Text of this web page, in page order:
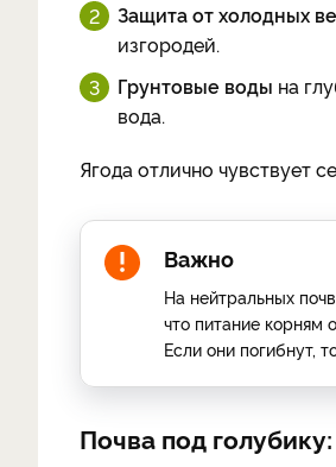
Защита от холодных
изгородей.
Грунтовые воды на
вода.
Ягода отлично чувствует
Важно
На нейтральных
что питание корням
Если они погибнут,
Почва под